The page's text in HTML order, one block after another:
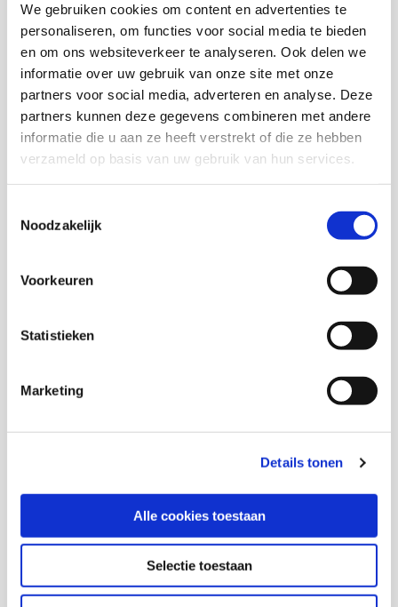
We gebruiken cookies om content en advertenties te
personaliseren, om functies voor social media te bieden
en om ons websiteverkeer te analyseren. Ook delen we
informatie over uw gebruik van onze site met onze
partners voor social media, adverteren en analyse. Deze
partners kunnen deze gegevens combineren met andere
informatie die u aan ze heeft verstrekt of die ze hebben
verzameld op basis van uw gebruik van hun services.
Noodzakelijk
Voorkeuren
Statistieken
Marketing
Details tonen
Alle cookies toestaan
Selectie toestaan
Onderzoekers
Marjan de Gruijter
Diane Bulsink
Thema's